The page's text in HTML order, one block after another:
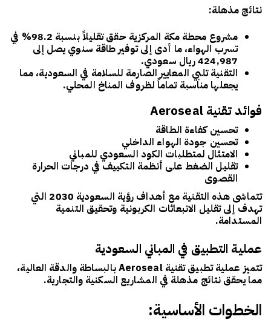
نتائج مذهلة:
مشروع محطة مكة المركزية حقق تقليلاً بنسبة 98.2% في
تسرب الهواء، ما أدى إلى توفير طاقة سنوي يصل إلى
424,987 ريال سعودي
.
التقنية تلبي المعايير الصارمة للسلامة في السعودية، مما
يجعلها مناسبة تماماً لظروف المناخ المحلي.
فوائد تقنية Aeroseal
تحسين كفاءة الطاقة
تحسين جودة الهواء الداخلي
الامتثال لمتطلبات الكود السعودي للمباني
تقليل الضغط على أنظمة التكييف في درجات الحرارة
القصوى
تتماشى هذه التقنية مع أهداف رؤية السعودية 2030
التي
تهدف إلى تقليل الانبعاثات الكربونية وتحقيق التنمية
المستدامة.
عملية التطبيق في المباني السعودية
تتميز عملية تطبيق تقنية Aeroseal بالبساطة والدقة العالية،
مما يحقق نتائج مذهلة في المشاريع السكنية والتجارية.
الخطوات الأساسية: